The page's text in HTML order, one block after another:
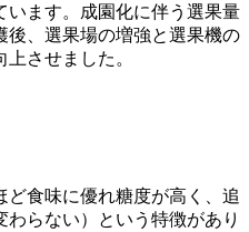
います。成園化に伴う選果量
後、選果場の増強と選果機の
させました。
ど食味に優れ糖度が高く、追
らない）という特徴があり